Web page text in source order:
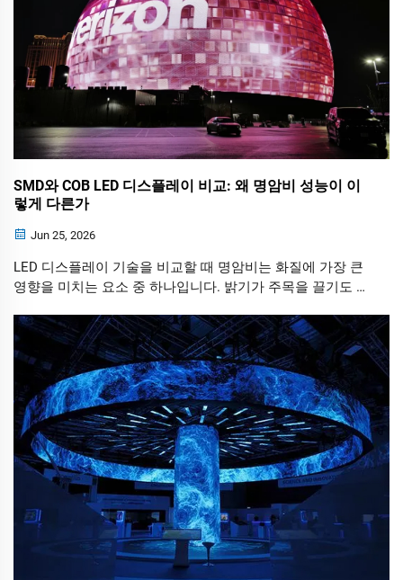
SMD와 COB LED 디스플레이 비교: 왜 명암비 성능이 이
렇게 다른가
Jun 25, 2026
LED 디스플레이 기술을 비교할 때 명암비는 화질에 가장 큰
영향을 미치는 요소 중 하나입니다. 밝기가 주목을 끌기도 하
동감, 몰입감, 사실감을 결정합니다.